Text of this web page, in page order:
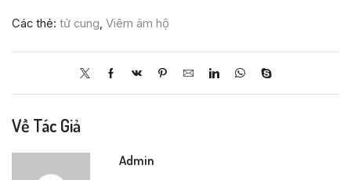
Các thẻ: tử cung, Viêm âm hộ
Về Tác Giả
Admin